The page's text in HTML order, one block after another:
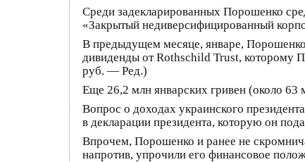
Среди задекларированных Порошенко
«Закрытый недиверсифицированный
В предыдущем месяце, январе,
дивиденды от Rothschild Trust, которому
руб. — Ред.)
Еще 26,2 млн январских гривен (около
Вопрос о доходах украинского
в декларации президента, которую он
Впрочем, Порошенко и ранее не
напротив, упрочили его финансовое